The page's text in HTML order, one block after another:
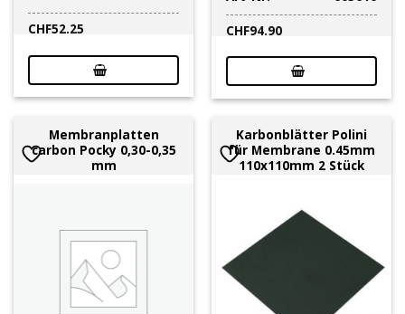
CHF52.25
CHF94.90
Membranplatten
carbon Pocky 0,30-0,35
mm
Karbonblätter Polini
für Membrane 0.45mm
110x110mm 2 Stück